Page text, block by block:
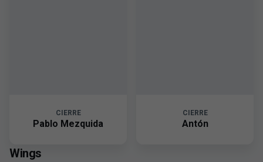
CIERRE
Pablo Mezquida
CIERRE
Antón
Wings